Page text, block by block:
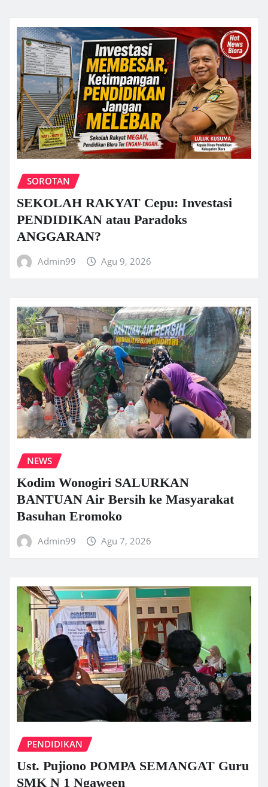
SOROTAN
SEKOLAH RAKYAT Cepu: Investasi
PENDIDIKAN atau Paradoks
ANGGARAN?
Admin99 Agu 9, 2026
NEWS
Kodim Wonogiri SALURKAN
BANTUAN Air Bersih ke Masyarakat
Basuhan Eromoko
Admin99 Agu 7, 2026
PENDIDIKAN
Ust. Pujiono POMPA SEMANGAT Guru
SMK N 1 Ngaween